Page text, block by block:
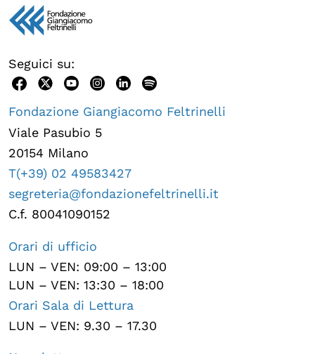
Seguici su:
Fondazione Giangiacomo Feltrinelli
Viale Pasubio 5
20154 Milano
T(+39) 02 49583427
segreteria@fondazionefeltrinelli.it
C.f. 80041090152
Orari di ufficio
LUN – VEN: 09:00 – 13:00
LUN – VEN: 13:30 – 18:00
Orari Sala di Lettura
LUN – VEN: 9.30 – 17.30